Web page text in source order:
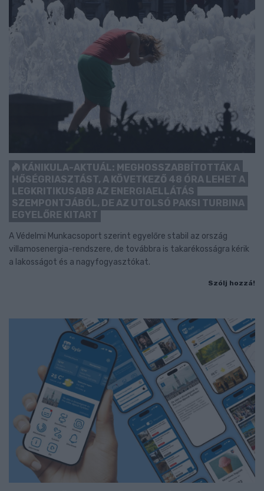
KÁNIKULA-AKTUÁL: MEGHOSSZABBÍTOTTÁK A
HŐSÉGRIASZTÁST, A KÖVETKEZŐ 48 ÓRA LEHET A
LEGKRITIKUSABB AZ ENERGIAELLÁTÁS
SZEMPONTJÁBÓL, DE AZ UTOLSÓ PAKSI TURBINA
EGYELŐRE KITART
A Védelmi Munkacsoport szerint egyelőre stabil az ország
villamosenergia-rendszere, de továbbra is takarékosságra kérik
a lakosságot és a nagyfogyasztókat.
Szólj hozzá!